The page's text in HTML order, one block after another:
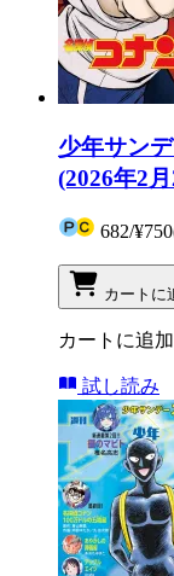
少年サン
(2026年2
682/¥750
カートに
カートに追
試し読み